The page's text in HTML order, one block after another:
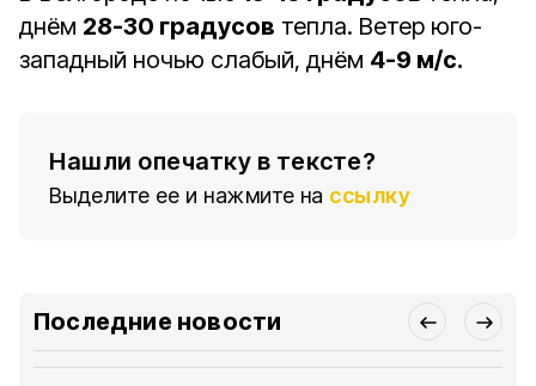
днём 28-30 градусов тепла. Ветер юго-
западный ночью слабый, днём 4-9 м/с.
Нашли опечатку в тексте?
Выделите ее и нажмите на ссылку
Последние новости